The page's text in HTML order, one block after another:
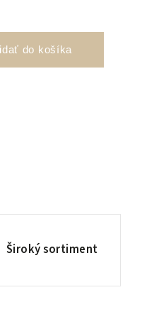
do košíka
Široký sortiment